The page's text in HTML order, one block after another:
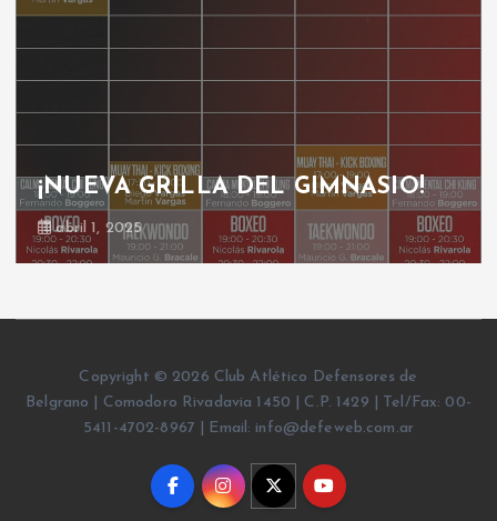
¡NUEVA GRILLA DEL GIMNASIO!
abril 1, 2025
Copyright © 2026 Club Atlético Defensores de
Belgrano | Comodoro Rivadavia 1450 | C.P. 1429 | Tel/Fax: 00-
5411-4702-8967 | Email: info@defeweb.com.ar